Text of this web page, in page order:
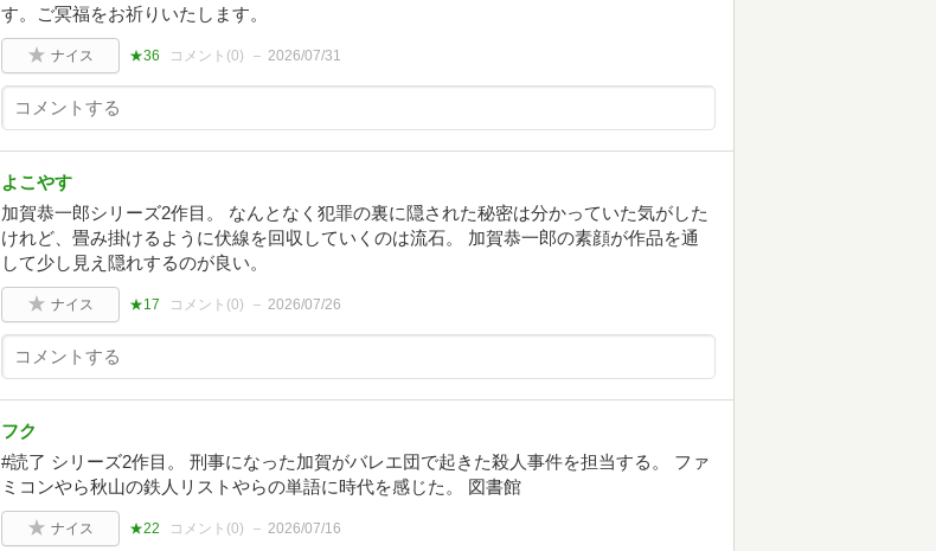
す。ご冥福をお祈りいたします。
ナイス ★36 コメント(0) 2026/07/31
よこやす
加賀恭一郎シリーズ2作目。 なんとなく犯罪の裏に隠された秘密は分かっていた気がした
けれど、畳み掛けるように伏線を回収していくのは流石。 加賀恭一郎の素顔が作品を通
して少し見え隠れするのが良い。
ナイス ★17 コメント(0) 2026/07/26
フク
#読了 シリーズ2作目。 刑事になった加賀がバレエ団で起きた殺人事件を担当する。 ファ
ミコンやら秋山の鉄人リストやらの単語に時代を感じた。 図書館
ナイス ★22 コメント(0) 2026/07/16